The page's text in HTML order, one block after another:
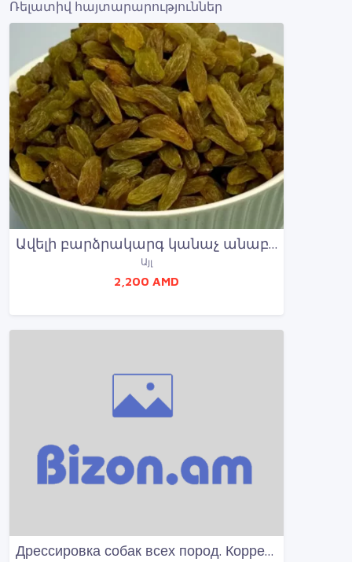
Ռելատիվ հայտարարություններ
Ավելի բարձրակարգ կանաչ անաբեղուն խաղող՝ 1 կգ՝ 2200 դրամ
Այլ
2,200 AMD
Дрессировка собак всех пород. Коррекция нежелатель